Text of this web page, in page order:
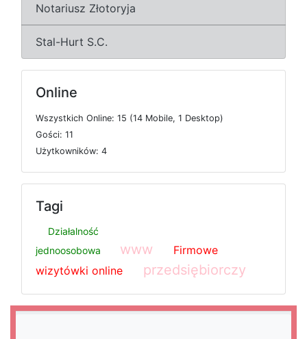
Notariusz Złotoryja
Stal-Hurt S.C.
Online
Wszystkich Online: 15 (14 Mobile, 1 Desktop)
Gości: 11
Użytkowników: 4
Tagi
Działalność
jednoosobowa
www
Firmowe
wizytówki online
przedsiębiorczy